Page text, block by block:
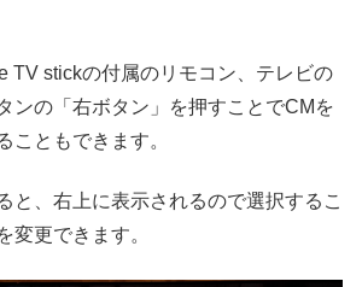
TV stickの付属のリモコン、テレビの
ンの「右ボタン」を押すことでCMを
こともできます。
と、右上に表示されるので選択するこ
変更できます。